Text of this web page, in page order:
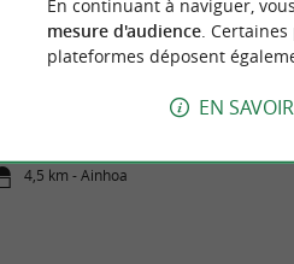
Les meilleurs spots photos du Pays
4,5 km - Ainhoa
Incontournable
En continuant à naviguer,
mesure d'audience.
plateformes déposent
EN